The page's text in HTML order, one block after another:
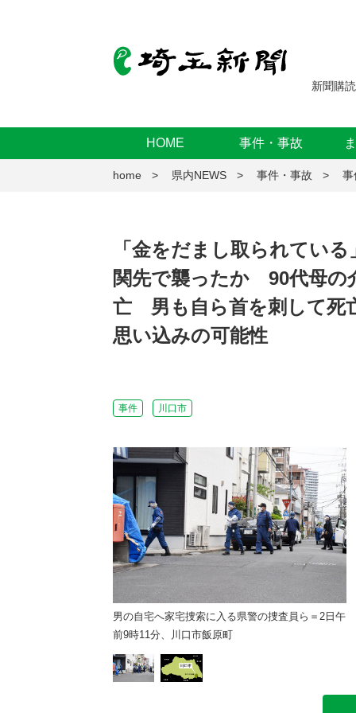
新聞購読
HOME 事件・事故
home 県内NEWS 事件・事故 事
「金をだまし取られてい
関先で襲ったか 90代母の
亡 男も自ら首を刺して死
思い込みの可能性
事件 川口市
男の自宅へ家宅捜索に入る県警の捜査員ら＝2日午
前9時11分、川口市飯原町